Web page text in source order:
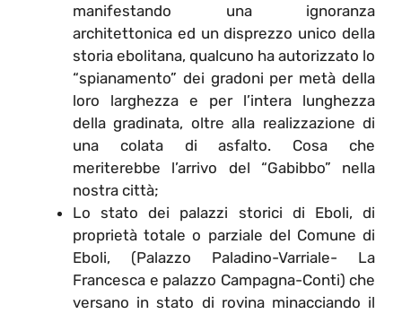
manifestando una ignoranza
architettonica ed un disprezzo unico della
storia ebolitana, qualcuno ha autorizzato lo
“spianamento” dei gradoni per metà della
loro larghezza e per l’intera lunghezza
della gradinata, oltre alla realizzazione di
una colata di asfalto. Cosa che
meriterebbe l’arrivo del “Gabibbo” nella
nostra città;
Lo stato dei palazzi storici di Eboli, di
proprietà totale o parziale del Comune di
Eboli, (Palazzo Paladino-Varriale- La
Francesca e palazzo Campagna-Conti) che
versano in stato di rovina minacciando il